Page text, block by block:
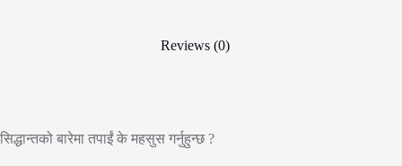
Reviews (0)
सिद्धान्तको बारेमा तपाईं के महसुस गर्नुहुन्छ ?